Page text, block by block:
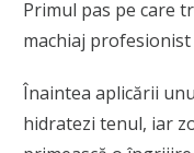
Primul pas pe care
machiaj
Înaintea aplicării
hidratezi tenul, iar